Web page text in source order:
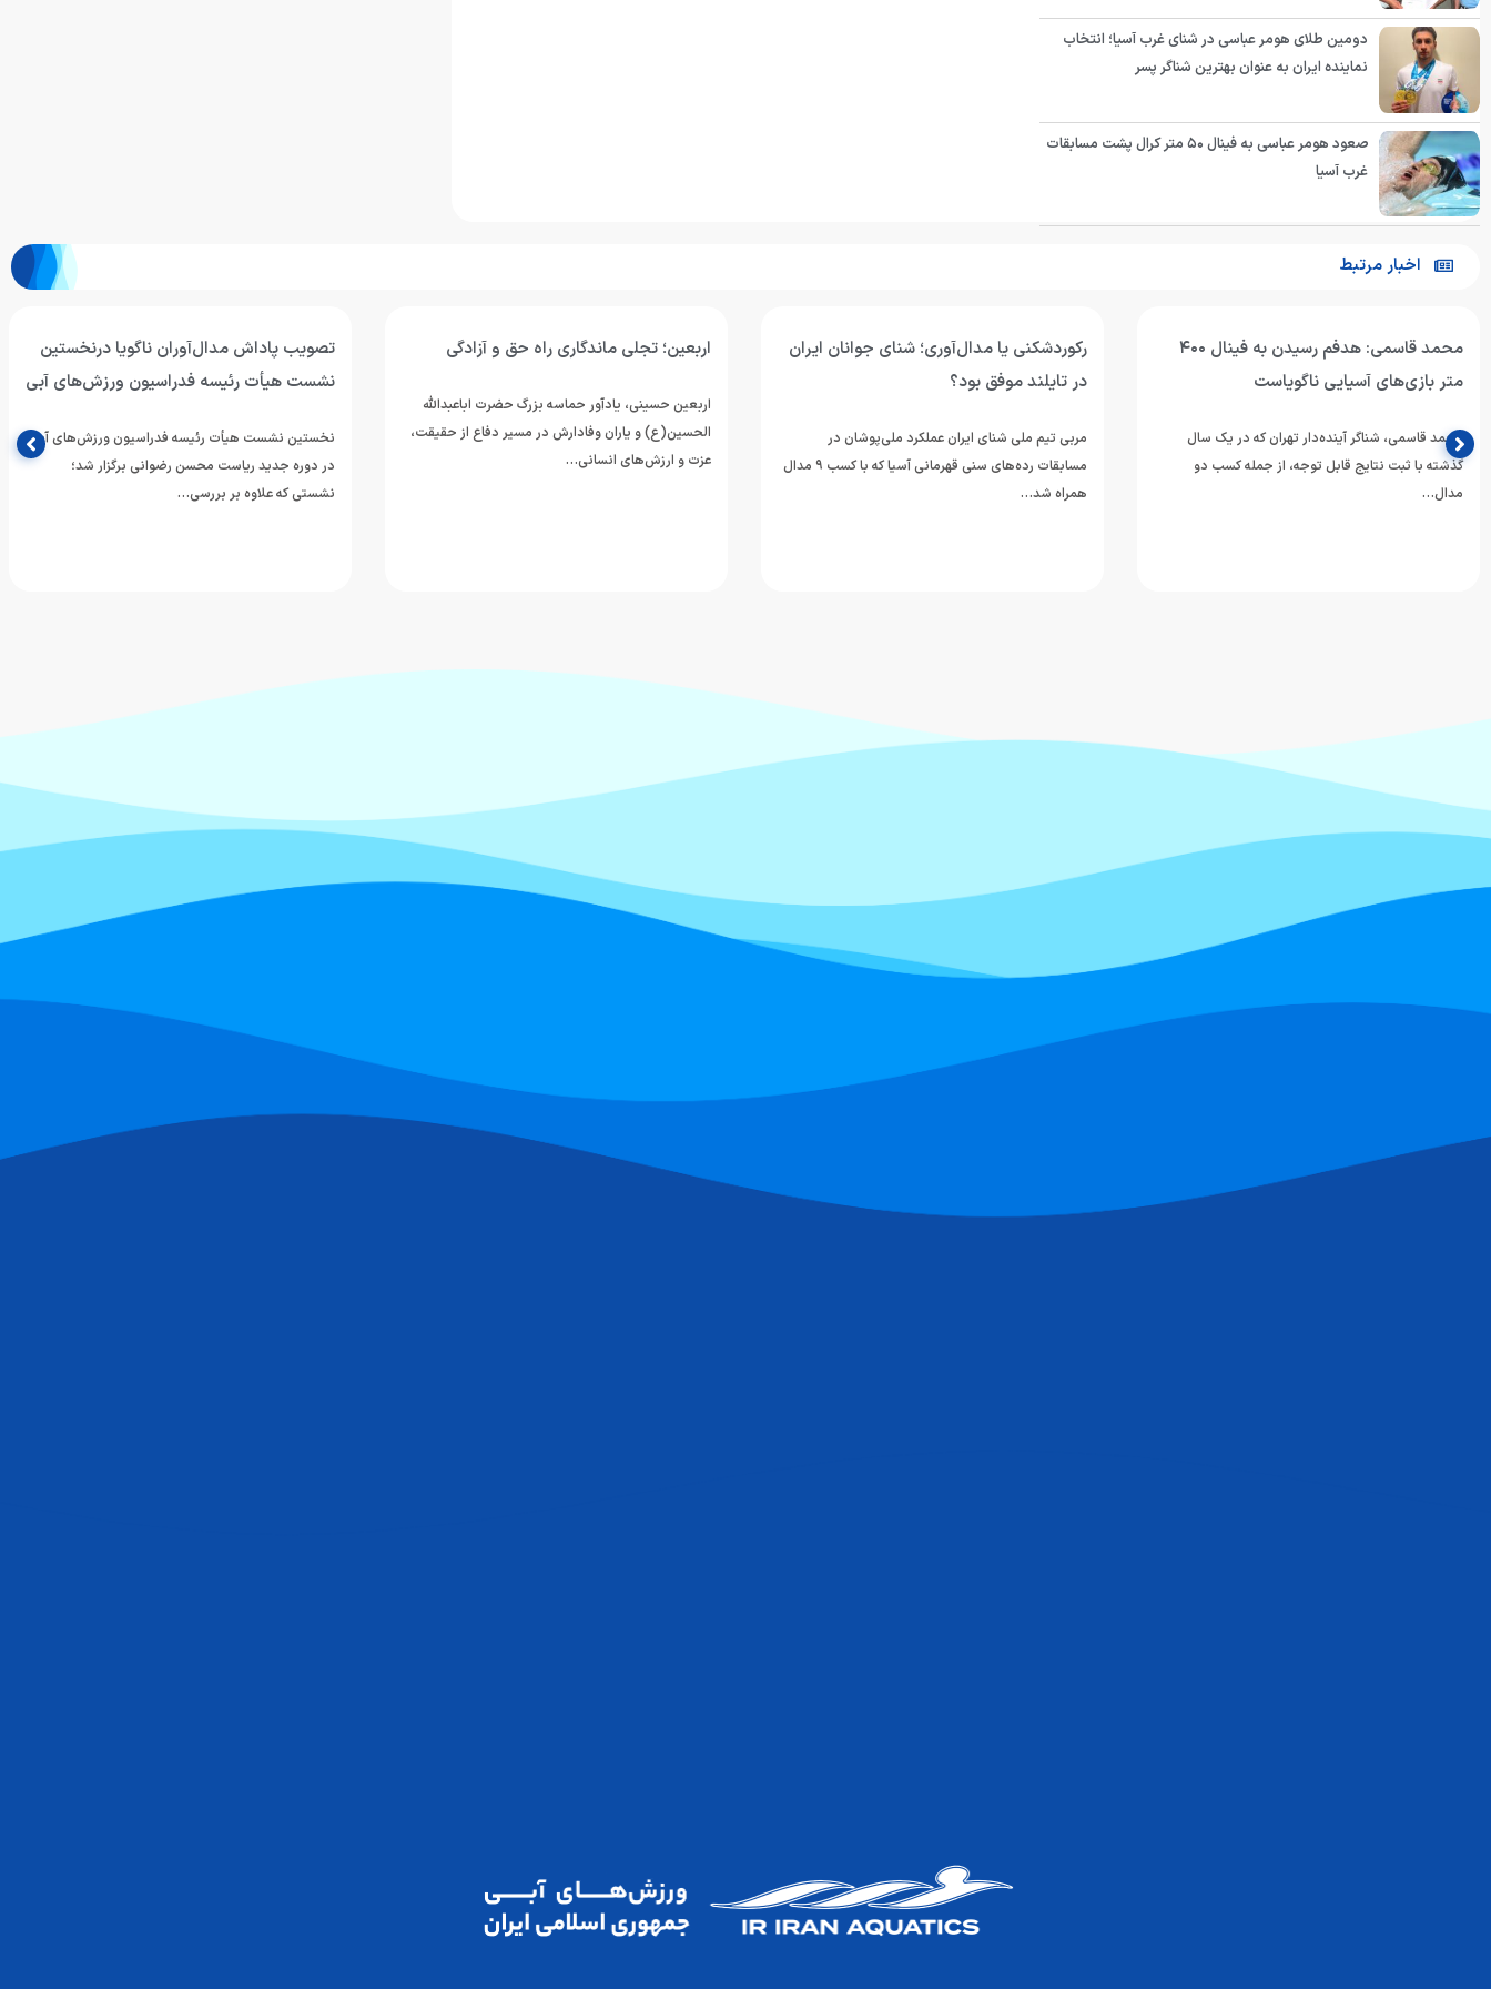
دومین طلای هومر عباسی در شنای غرب آسیا؛ انتخاب
نماینده ایران به عنوان بهترین شناگر پسر
صعود هومر عباسی به فینال ۵۰ متر کرال پشت مسابقات
غرب آسیا
اخبار مرتبط
محمد قاسمی: هدفم رسیدن به فینال ۴۰۰
متر بازی‌های آسیایی ناگویاست
محمد قاسمی، شناگر آینده‌دار تهران که در یک سال
گذشته با ثبت نتایج قابل توجه، از جمله کسب دو
مدال…
رکوردشکنی یا مدال‌آوری؛ شنای جوانان ایران
در تایلند موفق بود؟
مربی تیم ملی شنای ایران عملکرد ملی‌پوشان در
مسابقات رده‌های سنی قهرمانی آسیا که با کسب ۹ مدال
همراه شد…
اربعین؛ تجلی ماندگاری راه حق و آزادگی
اربعین حسینی، یادآور حماسه بزرگ حضرت اباعبدالله
الحسین(ع) و یاران وفادارش در مسیر دفاع از حقیقت،
عزت و ارزش‌های انسانی…
تصویب پاداش مدال‌آوران ناگویا درنخستین
نشست هیأت رئیسه فدراسیون ورزش‌های آبی
نخستین نشست هیأت رئیسه فدراسیون ورزش‌های آبی
در دوره جدید ریاست محسن رضوانی برگزار شد؛
نشستی که علاوه بر بررسی…